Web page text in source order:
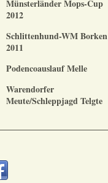
Münsterländer Mops-Cup
2012
Schlittenhund-WM Borken
2011
Podencoauslauf Melle
Warendorfer
Meute/Schleppjagd Telgte